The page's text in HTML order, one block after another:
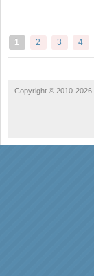
1 2 3 4
Copyright © 2010-2026